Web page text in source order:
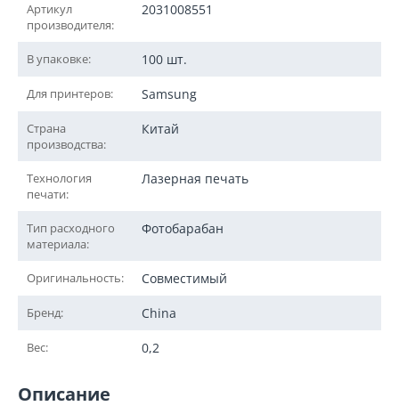
Артикул
производителя:
2031008551
В упаковке: 100 шт.
Для принтеров: Samsung
Страна
производства:
Китай
Технология
печати:
Лазерная печать
Тип расходного
материала:
Фотобарабан
Оригинальность: Совместимый
Бренд: China
Вес: 0,2
Описание